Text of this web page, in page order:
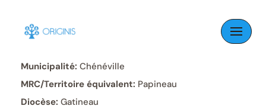
Skip
content
Municipalité: Chénéville
MRC/Territoire équivalent: Papineau
Diocèse: Gatineau